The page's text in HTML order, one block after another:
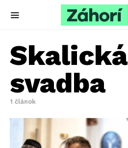
Skalická
svadba
1 článok